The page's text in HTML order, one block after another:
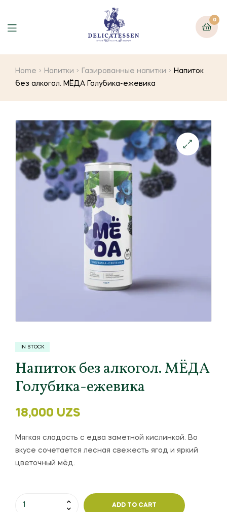
0
Home Напитки Газированные напитки
Напиток
без алкогол. МЁДА Голубика-ежевика
IN STOCK
Напиток без алкогол. МЁДА
Голубика-ежевика
18,000 UZS
Мягкая сладость с едва заметной кислинкой. Во
вкусе сочетается лесная свежесть ягод и яркий
цветочный мёд.
ADD TO CART